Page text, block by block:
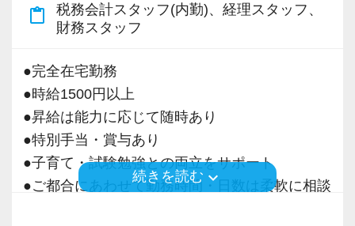
＜募集の背景＞
・事業拡大に伴う増員募集
・組織力強化に向けた採用
・将来の中核人材を募集
＜先輩スタッフの声＞
Q. 当事務所を選んだ理由は？
A. 幅広い業務を経験できる点に魅力を感じ、入
content_paste
税務会計スタッフ(内勤)、経理スタッフ、
財務スタッフ
●完全在宅勤務
●時給1500円以上
●昇給は能力に応じて随時あり
●特別手当・賞与あり
●子育て・試験勉強との両立をサポート
●ご都合にあわせて勤務時間・日数は柔軟に相談
続きを読む keyboard_arrow_down